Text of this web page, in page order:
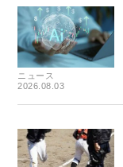
ニュース
2026.08.03